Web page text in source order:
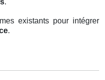
.
existants pour intégrer
.